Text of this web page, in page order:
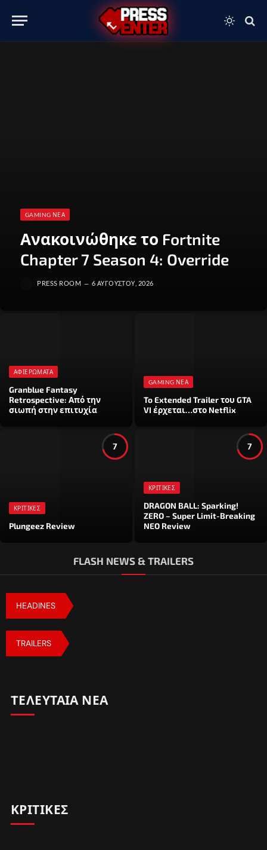
GAMING ΝΈΑ
Ανακοινώθηκε το Fortnite
Chapter 7 Season 4: Override
PRESS ROOM 6 ΑΥΓΟΎΣΤΟΥ, 2026
ΑΦΙΕΡΏΜΑΤΑ
Granblue Fantasy
Retrospective: Από την
σιωπή στην επιτυχία
GAMING ΝΈΑ
To Extended Trailer του GTA
VI έρχεται…στο Netflix
7
ΚΡΙΤΙΚΈΣ
Plungeez Review
7
ΚΡΙΤΙΚΈΣ
DRAGON BALL: Sparking!
ZERO – Super Limit-Breaking
NEO Review
FLASH NEWS & TRAILERS
HEADINES
TRAILERS
TΕΛΕΥΤΑΙΑ ΝΕΑ
ΚΡΙΤΙΚΕΣ